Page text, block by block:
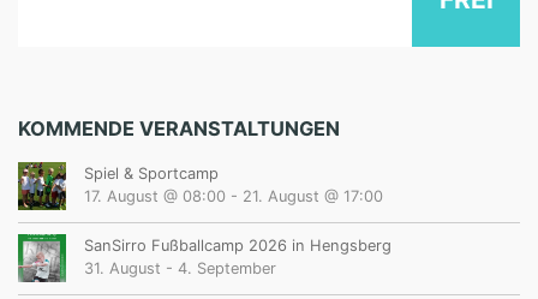
KOMMENDE VERANSTALTUNGEN
Spiel & Sportcamp
17. August @ 08:00 - 21. August @ 17:00
SanSirro Fußballcamp 2026 in Hengsberg
31. August - 4. September